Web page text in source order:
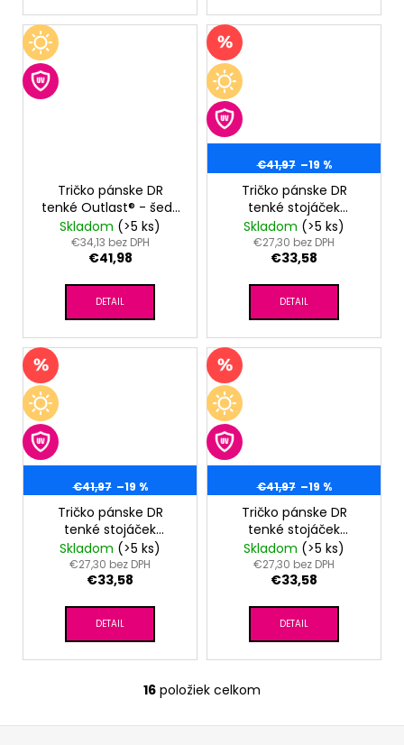
Tričko pánske DR
tenké Outlast® - šedý
melír
Skladom (>5 ks)
€34,13 bez DPH
€41,98
DETAIL
€41,97 –19 %
Tričko pánske DR
tenké stojáček
Outlast® - čierna
Skladom (>5 ks)
€27,30 bez DPH
€33,58
DETAIL
€41,97 –19 %
Tričko pánske DR
tenké stojáček
Outlast® - šedý melír
Skladom (>5 ks)
€27,30 bez DPH
€33,58
DETAIL
€41,97 –19 %
Tričko pánske DR
tenké stojáček
Outlast® - khaki
Skladom (>5 ks)
€27,30 bez DPH
€33,58
DETAIL
O
v
16 položiek celkom